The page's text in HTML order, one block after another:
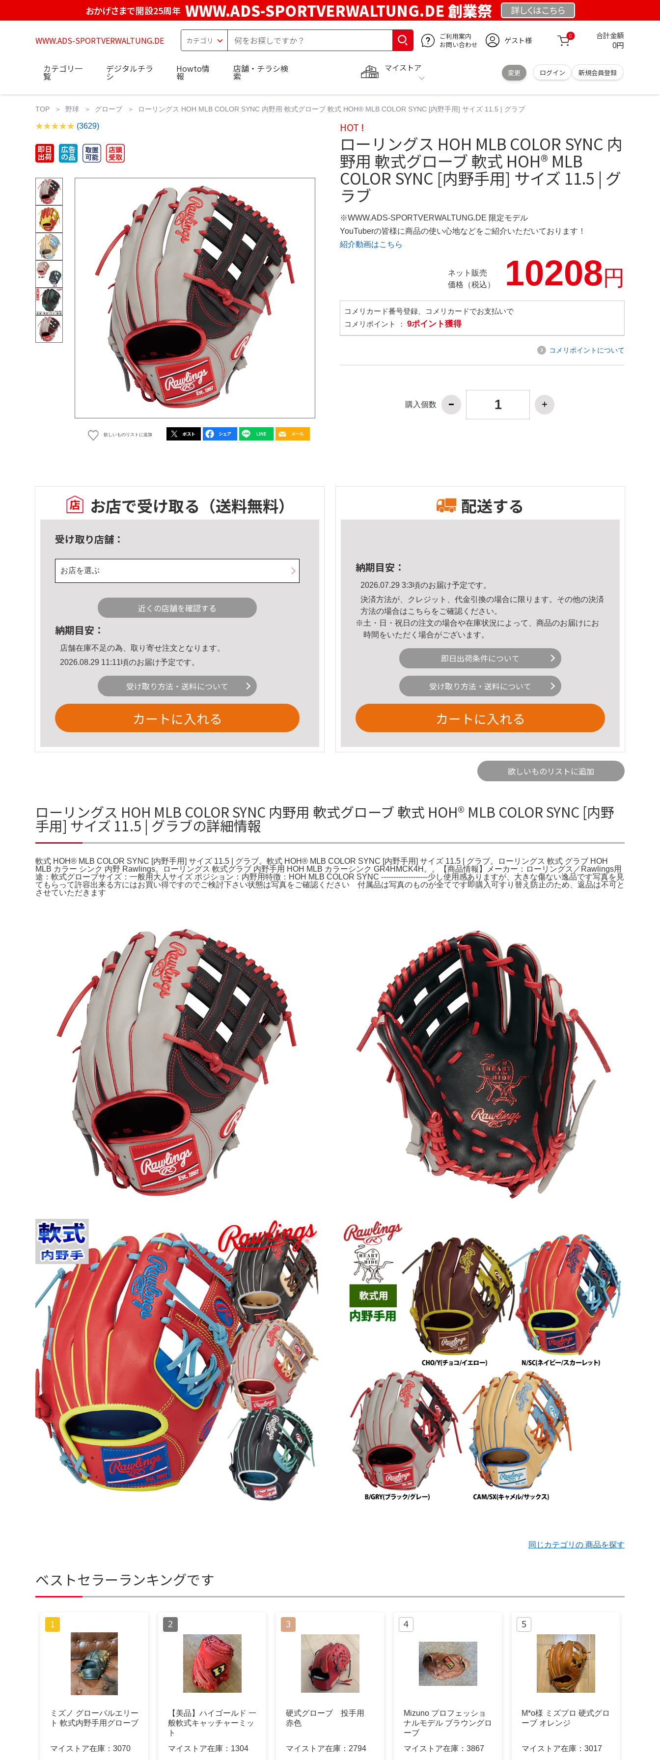
おかげさまで開設25周年 WWW.ADS-SPORTVERWALTUNG.DE 創業祭 詳しくはこちら
WWW.ADS-SPORTVERWALTUNG.DE
ご利用案内
お問い合わせ
ゲスト様 0 合計金額
0円
マイストア
変更 ログイン 新規会員登録
カテゴリ一
覧
デジタルチラ
シ
Howto情
報
店舗・チラシ検
索
TOP 野球 グローブ ローリングス HOH MLB COLOR SYNC 内野用 軟式グローブ 軟式 HOH® MLB COLOR SYNC [内野手用] サイズ 11.5 | グラブ
(3629)
欲しいものリストに追加
HOT !
ローリングス HOH MLB COLOR SYNC 内
野用 軟式グローブ 軟式 HOH® MLB
COLOR SYNC [内野手用] サイズ 11.5 | グ
ラブ
※WWW.ADS-SPORTVERWALTUNG.DE 限定モデル
YouTuberの皆様に商品の使い心地などをご紹介いただいております！
紹介動画はこちら
ネット販売
価格（税込）
10208円
コメリカード番号登録、コメリカードでお支払いで
コメリポイント ： 9ポイント獲得
コメリポイントについて
購入個数
お店で受け取る （送料無料）
受け取り店舗：
お店を選ぶ
近くの店舗を確認する
納期目安：
店舗在庫不足の為、取り寄せ注文となります。
2026.08.29 11:11頃のお届け予定です。
受け取り方法・送料について
カートに入れる
配送する
納期目安：
2026.07.29 3:3頃のお届け予定です。
決済方法が、クレジット、代金引換の場合に限ります。その他の決済
方法の場合はこちら をご確認ください。
※土・日・祝日の注文の場合や在庫状況によって、商品のお届けにお
時間をいただく場合がございます。
即日出荷条件について
受け取り方法・送料について
カートに入れる
欲しいものリストに追加
ローリングス HOH MLB COLOR SYNC 内野用 軟式グローブ 軟式 HOH® MLB COLOR SYNC [内野
手用] サイズ 11.5 | グラブの詳細情報
軟式 HOH® MLB COLOR SYNC [内野手用] サイズ 11.5 | グラブ。軟式 HOH® MLB COLOR SYNC [内野手用] サイズ 11.5 | グラブ。ローリングス 軟式 グラブ HOH
MLB カラー シンク 内野 Rawlings。ローリングス 軟式グラブ 内野手用 HOH MLB カラーシンク GR4HMCK4H。。【商品情報】メーカー：ローリングス／Rawlings用
途：軟式グローブサイズ：一般用大人サイズ ポジション：内野用特徴：HOH MLB COLOR SYNC -------------------少し使用感ありますが、大きな傷ない逸品です写真を見
てもらって許容出来る方にはお買い得ですのでご検討下さい状態は写真をご確認ください 付属品は写真のものが全てです即購入可すり替え防止のため、返品は不可と
させていただきます
同じカテゴリの 商品を探す
ベストセラーランキングです
ミズノ グローバルエリー
ト 軟式内野手用グローブ
マイストア在庫： 3070
【美品】ハイゴールド 一
般軟式キャッチャーミッ
ト
マイストア在庫： 1304
硬式グローブ 投手用
赤色
マイストア在庫： 2794
Mizuno プロフェッショ
ナルモデル ブラウングロ
ーブ
マイストア在庫： 3867
M*o様 ミズプロ 硬式グロ
ーブ オレンジ
マイストア在庫： 3017